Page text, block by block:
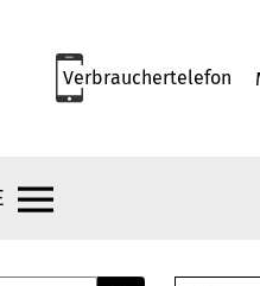
Verbrauchertelefon